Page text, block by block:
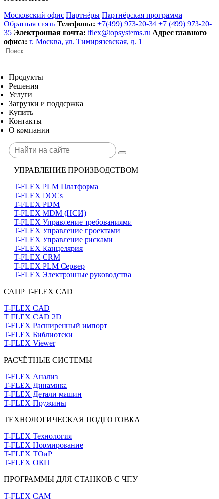
Московский офис Партнёры Партнёрская программа
Обратная связь Телефоны: +7(499) 973-20-34 +7 (499) 973-20-
35 Электронная почта: tflex@topsystems.ru Адрес главного
офиса: г. Москва, ул. Тимирязевская, д. 1
Продукты
Решения
Услуги
Загрузки и поддержка
Купить
Контакты
О компании
УПРАВЛЕНИЕ ПРОИЗВОДСТВОМ
T-FLEX PLM Платформа
T-FLEX DOCs
T-FLEX PDM
T-FLEX MDM (НСИ)
T-FLEX Управление требованиями
T-FLEX Управление проектами
T-FLEX Управление рисками
T-FLEX Канцелярия
T-FLEX CRM
T-FLEX PLM Сервер
T-FLEX Электронные руководства
САПР T-FLEX CAD
T-FLEX CAD
T-FLEX CAD 2D+
T-FLEX Расширенный импорт
T-FLEX Библиотеки
T-FLEX Viewer
РАСЧЁТНЫЕ СИСТЕМЫ
T-FLEX Анализ
T-FLEX Динамика
T-FLEX Детали машин
T-FLEX Пружины
ТЕХНОЛОГИЧЕСКАЯ ПОДГОТОВКА
T-FLEX Технология
T-FLEX Нормирование
T-FLEX ТОиР
T-FLEX ОКП
ПРОГРАММЫ ДЛЯ СТАНКОВ С ЧПУ
T-FLEX CAM